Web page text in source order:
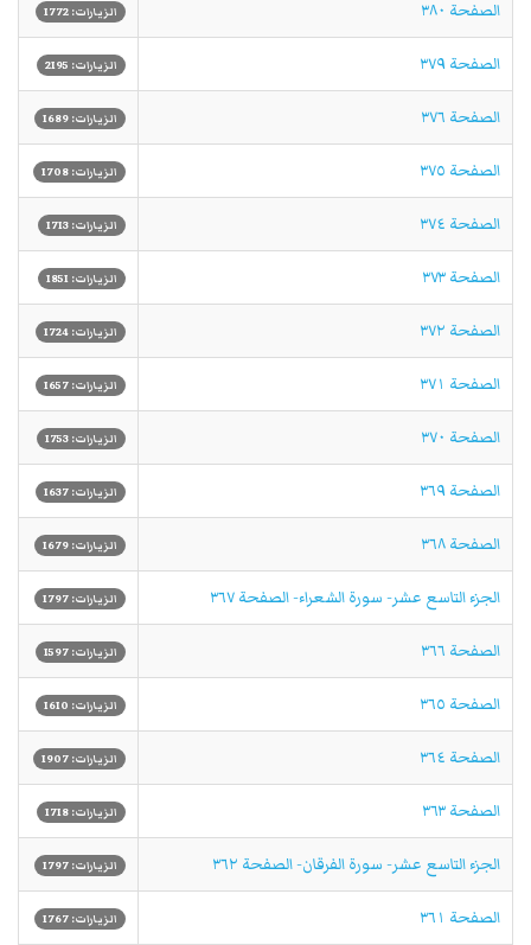
الصفحة ٣٨٠ الزيارات: 1772
الصفحة ٣٧٩ الزيارات: 2195
الصفحة ٣٧٦ الزيارات: 1689
الصفحة ٣٧٥ الزيارات: 1708
الصفحة ٣٧٤ الزيارات: 1713
الصفحة ٣٧٣ الزيارات: 1851
الصفحة ٣٧٢ الزيارات: 1724
الصفحة ٣٧١ الزيارات: 1657
الصفحة ٣٧٠ الزيارات: 1753
الصفحة ٣٦٩ الزيارات: 1637
الصفحة ٣٦٨ الزيارات: 1679
الجزء التاسع عشر- سورة الشعراء- الصفحة ٣٦٧ الزيارات: 1797
الصفحة ٣٦٦ الزيارات: 1597
الصفحة ٣٦٥ الزيارات: 1610
الصفحة ٣٦٤ الزيارات: 1907
الصفحة ٣٦٣ الزيارات: 1718
الجزء التاسع عشر- سورة الفرقان- الصفحة ٣٦٢ الزيارات: 1797
الصفحة ٣٦١ الزيارات: 1767